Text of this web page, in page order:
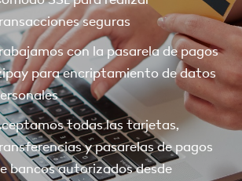
seguras
con la pasarela de pagos
para encriptamiento de datos
todas las tarjetas,
y pasarelas de pagos
bancos autorizados desde